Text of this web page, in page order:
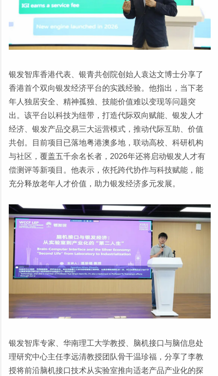
银发智库香港代表、银青共创院创始人袁达文博士分享了
香港首个双向银发经济平台的实践经验。他指出，当下老
年人独居安全、精神孤独、技能价值难以变现等问题突
出。该平台以科技为纽带，打造代际双向赋能、银发人才
经济、银发产品交易三大运营模式，推动代际互助、价值
共创。目前项目已落地粤港澳多地，联动高校、科研机构
与社区，覆盖五千余名长者，2026年还将启动银发人才有
偿测评等新项目。他表示，依托跨代协作与科技赋能，能
充分释放老年人才价值，助力银发经济多元发展。
银发智库专家、华南理工大学教授、脑机接口与脑信息处
理研究中心主任李远清教授团队骨干温珍福，分享了李教
授将前沿脑机接口技术从实验室推向适老产品产业化的探